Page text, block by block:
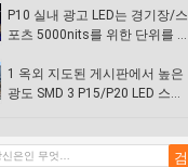
P10 실내 광고 LED는 경기장/스
포츠 5000nits를 위한 단위를 가
1 옥외 지도된 게시판에서 높은
광도 SMD 3 P15/P20 LED 스크